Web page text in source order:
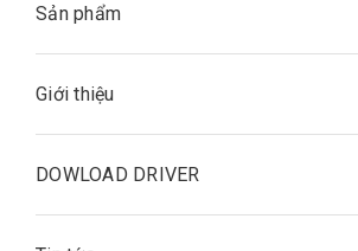
Sản phẩm
Giới thiệu
DOWLOAD DRIVER